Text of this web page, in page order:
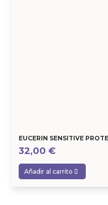
EUCERIN SENSITIVE
32,00€
Añadir al carrito